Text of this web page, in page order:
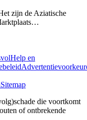
zijn de Aziatische
Help en
Sitemap
die voortkomt
of ontbrekende